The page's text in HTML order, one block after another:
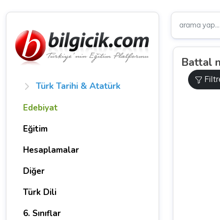
Türk Tarihi & Atatürk
Edebiyat
Eğitim
Hesaplamalar
Diğer
Türk Dili
6. Sınıflar
Battal